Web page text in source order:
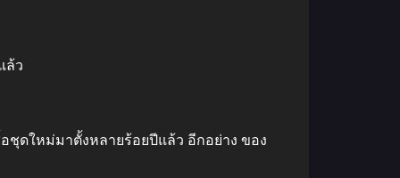
ล้ว
ชุดใหม่มาตั้งหลายร้อยปีแล้ว อีกอย่าง ของ